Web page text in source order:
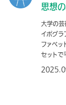
思想
大学の芸
イポグラ
ファベッ
セット